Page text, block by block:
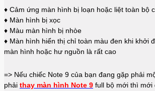
♦ Cảm ứng màn hình bị loạn hoặc liệt toàn bộ
♦ Màn hình bị xọc
♦ Màu màn hình bị nhòe
♦ Màn hình hiển thị chỉ toàn màu đen khi khởi
màn hình hoặc hư nguồn là rất cao
=> Nếu chiếc Note 9 của bạn đang gặp phải
phải thay màn hình Note 9 full bộ mới thì mới